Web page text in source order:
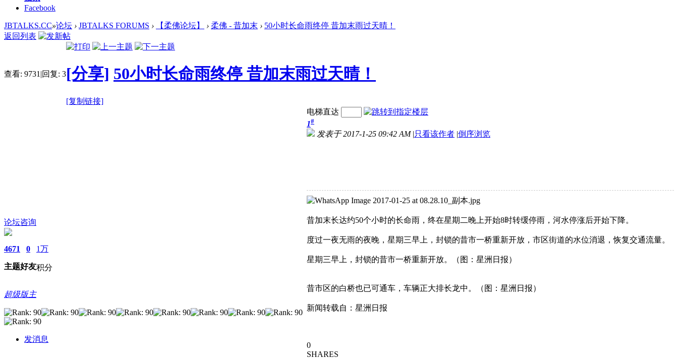
Facebook
JBTALKS.CC»论坛 › JBTALKS FORUMS › 【柔佛论坛】 › 柔佛 - 昔加末 › 50小时长命雨终停 昔加末雨过天晴！
返回列表
查看: 9731 |回复: 3[分享] 50小时长命雨终停 昔加末雨过天晴！
[复制链接]
论坛咨询
4671
主题
0
好友
1万
积分
超级版主
发消息
电梯直达
1#
发表于 2017-1-25 09:42 AM |只看该作者 |倒序浏览
昔加末长达约50个小时的长命雨，终在星期二晚上开始8时转缓停雨，河水停涨后开始下降。
度过一夜无雨的夜晚，星期三早上，封锁的昔市一桥重新开放，市区街道的水位消退，恢复交通流量。
星期三早上，封锁的昔市一桥重新开放。（图：星洲日报）
昔市区的白桥也已可通车，车辆正大排长龙中。（图：星洲日报）
新闻转载自：星洲日报
0
SHARES